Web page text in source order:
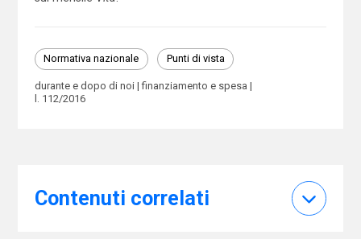
Normativa nazionale Punti di vista
durante e dopo di noi
finanziamento e spesa
l. 112/2016
Contenuti correlati